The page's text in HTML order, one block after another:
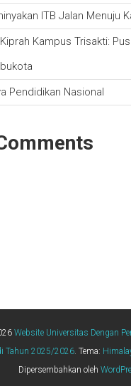
ITB Jalan Menuju
Kampus Trisakti:
Pendidikan Nasional
Website Universitas Dengan
Tahun 2025/2026. Tema:
Dipersembahkan oleh